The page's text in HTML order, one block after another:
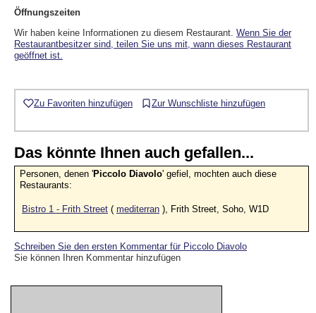
Öffnungszeiten
Wir haben keine Informationen zu diesem Restaurant. Wenn Sie der
Restaurantbesitzer sind, teilen Sie uns mit, wann dieses Restaurant
geöffnet ist.
Zu Favoriten hinzufügen Zur Wunschliste hinzufügen
Das könnte Ihnen auch gefallen...
Personen, denen 'Piccolo Diavolo' gefiel, mochten auch diese
Restaurants:
Bistro 1 - Frith Street ( mediterran ), Frith Street, Soho, W1D
Schreiben Sie den ersten Kommentar für Piccolo Diavolo
Sie können Ihren Kommentar hinzufügen